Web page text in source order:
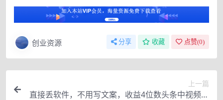
创业资源 分享 收藏 点赞(0)
上一篇
直接丢软件，不用写文案，收益4位数头条中视频的